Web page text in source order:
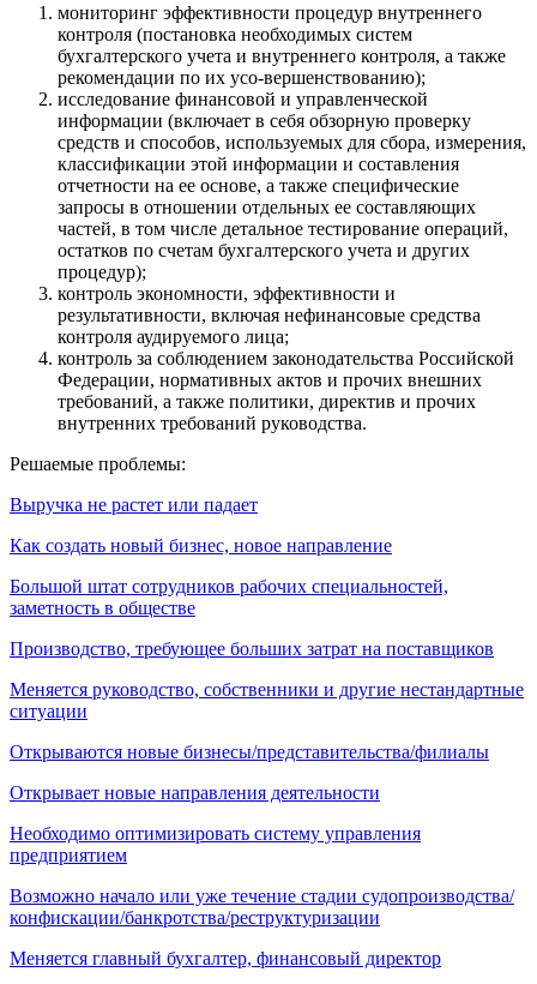
мониторинг эффективности процедур внутреннего
контроля (постановка необходимых систем
бухгалтерского учета и внутреннего контроля, а также
рекомендации по их усо-вершенствованию);
исследование финансовой и управленческой
информации (включает в себя обзорную проверку
средств и способов, используемых для сбора, измерения,
классификации этой информации и составления
отчетности на ее основе, а также специфические
запросы в отношении отдельных ее составляющих
частей, в том числе детальное тестирование операций,
остатков по счетам бухгалтерского учета и других
процедур);
контроль экономности, эффективности и
результативности, включая нефинансовые средства
контроля аудируемого лица;
контроль за соблюдением законодательства Российской
Федерации, нормативных актов и прочих внешних
требований, а также политики, директив и прочих
внутренних требований руководства.
Решаемые проблемы:
Выручка не растет или падает
Как создать новый бизнес, новое направление
Большой штат сотрудников рабочих специальностей,
заметность в обществе
Производство, требующее больших затрат на поставщиков
Меняется руководство, собственники и другие нестандартные
ситуации
Открываются новые бизнесы/представительства/филиалы
Открывает новые направления деятельности
Необходимо оптимизировать систему управления
предприятием
Возможно начало или уже течение стадии судопроизводства/
конфискации/банкротства/реструктуризации
Меняется главный бухгалтер, финансовый директор